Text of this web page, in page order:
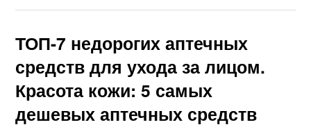
ТОП-7 недорогих аптечных
средств для ухода за лицом.
Красота кожи: 5 самых
дешевых аптечных средств